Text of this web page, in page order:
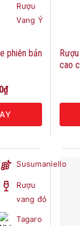
Rượu
Vang Ý
phiên bản
₫
cao
Susumaniello
Rượu
vang đỏ
Tagaro